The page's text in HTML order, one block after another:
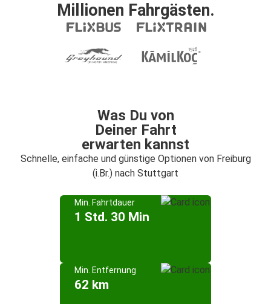
Millionen Fahrgästen.
Was Du von
Deiner Fahrt
erwarten kannst
Schnelle, einfache und günstige Optionen von Freiburg
(i.Br.) nach Stuttgart
Min. Fahrtdauer
1 Std. 30 Min
Min. Entfernung
62 km